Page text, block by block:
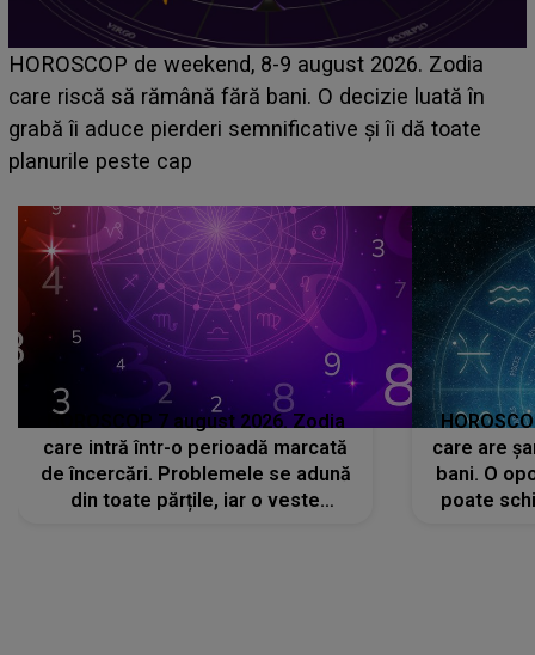
Emanuel a ținut ACEST DETALIU ASCUNS până
acum! În fața Alexandrei, concurentul din Casa Iubirii
face o MĂRTURISIRE NEAȘTEPTATĂ despre mama
sa: "I-am spus și ei în față, eu nu te iubesc pentru
HOROSCOP 7 august 2026. Zodia
care intră într-o perioadă marcată
de încercări. Problemele se adună
din toate părțile, iar o veste
care are
bani. O
poate